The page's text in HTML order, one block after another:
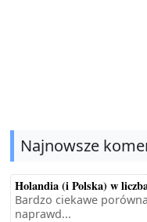
Najnowsze
Holandia (i Polska) w
Bardzo ciekawe
naprawd...